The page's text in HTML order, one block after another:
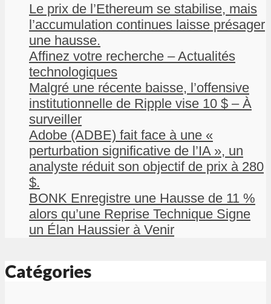
Le prix de l’Ethereum se stabilise, mais
l’accumulation continues laisse présager
une hausse.
Affinez votre recherche – Actualités
technologiques
Malgré une récente baisse, l’offensive
institutionnelle de Ripple vise 10 $ – À
surveiller
Adobe (ADBE) fait face à une «
perturbation significative de l’IA », un
analyste réduit son objectif de prix à 280
$.
BONK Enregistre une Hausse de 11 %
alors qu’une Reprise Technique Signe
un Élan Haussier à Venir
Catégories